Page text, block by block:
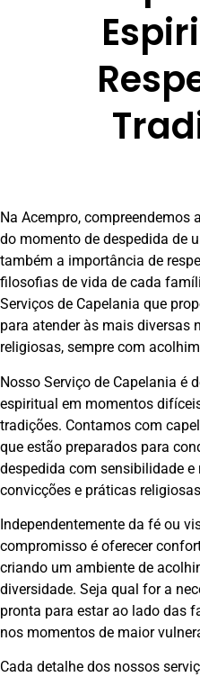
Na Acempro, compreendemos
do momento de despedida de
também a importância de
filosofias de vida de cada
Serviços de Capelania que
para atender às mais diversas
religiosas, sempre com
Nosso Serviço de Capelania é
espiritual em momentos
tradições. Contamos com
que estão preparados para
despedida com sensibilidade e
convicções e práticas
Independentemente da fé ou
compromisso é oferecer
criando um ambiente de
diversidade. Seja qual for a
pronta para estar ao lado das
nos momentos de maior
Cada detalhe dos nossos